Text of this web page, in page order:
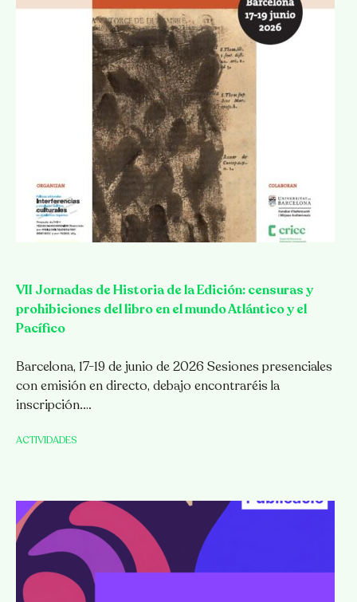
VII Jornadas de Historia de la Edición: censuras y
prohibiciones del libro en el mundo Atlántico y el
Pacífico
Barcelona, 17-19 de junio de 2026 Sesiones presenciales
con emisión en directo, debajo encontraréis la
inscripción.…
ACTIVIDADES